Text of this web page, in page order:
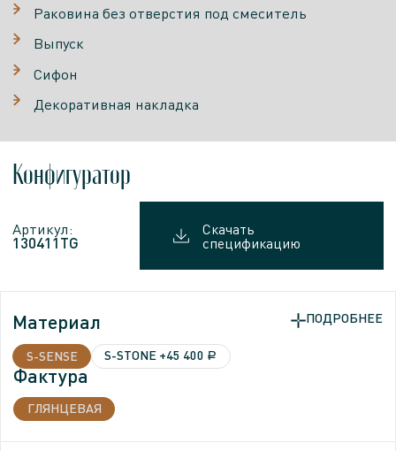
Раковина без отверстия под смеситель
Выпуск
Cифон
Декоративная накладка
Конфигуратор
Артикул:
130411TG
Скачать
спецификацию
Материал
S-SENSE S-STONE +45 400 a
Фактура
ГЛЯНЦЕВАЯ
ПОДРОБНЕЕ
Фактура
МАТОВАЯ
ПОДРОБНЕЕ